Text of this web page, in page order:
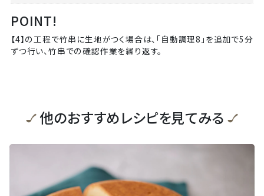
POINT!
【4】の工程で竹串に生地がつく場合は、「自動調理8」を追加で5分
ずつ行い、竹串での確認作業を繰り返す。
他のおすすめレシピを見てみる